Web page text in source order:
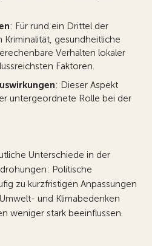
: Für rund ein Drittel der
Kriminalität, gesundheitliche
Verhalten lokaler
Faktoren.
: Dieser Aspekt
untergeordnete Rolle bei der
Unterschiede in der
Politische
zu kurzfristigen Anpassungen
und Klimabedenken
weniger stark beeinflussen.